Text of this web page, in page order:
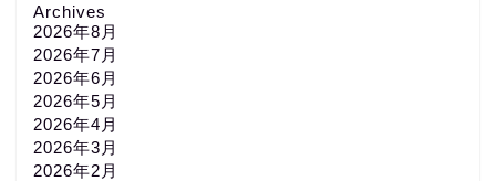
Archives
2026年8月
2026年7月
2026年6月
2026年5月
2026年4月
2026年3月
2026年2月